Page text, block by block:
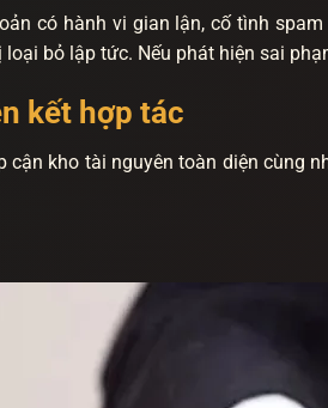
có hành vi gian lận, cố tình
bỏ lập tức. Nếu phát hiện sai
kết hợp tác
kho tài nguyên toàn diện cùng